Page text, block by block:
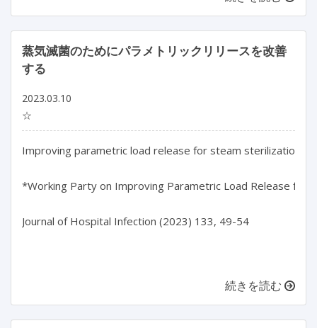
蒸気滅菌のためにパラメトリックリリースを改善
する
2023.03.10
☆
Improving parametric load release for steam sterilization
*Working Party on Improving Parametric Load Release for
Journal of Hospital Infection (2023) 133, 49-54
続きを読む